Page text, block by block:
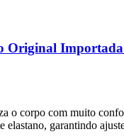
Original
o corpo com muito
elastano, garantindo